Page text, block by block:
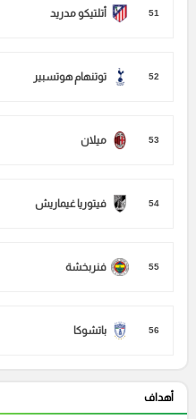
51 أتلتيكو مدريد
52 توتنهام هوتسبير
53 ميلان
54 فيتوريا غيماريش
55 فنربخشة
56 باتشوكا
أهداف